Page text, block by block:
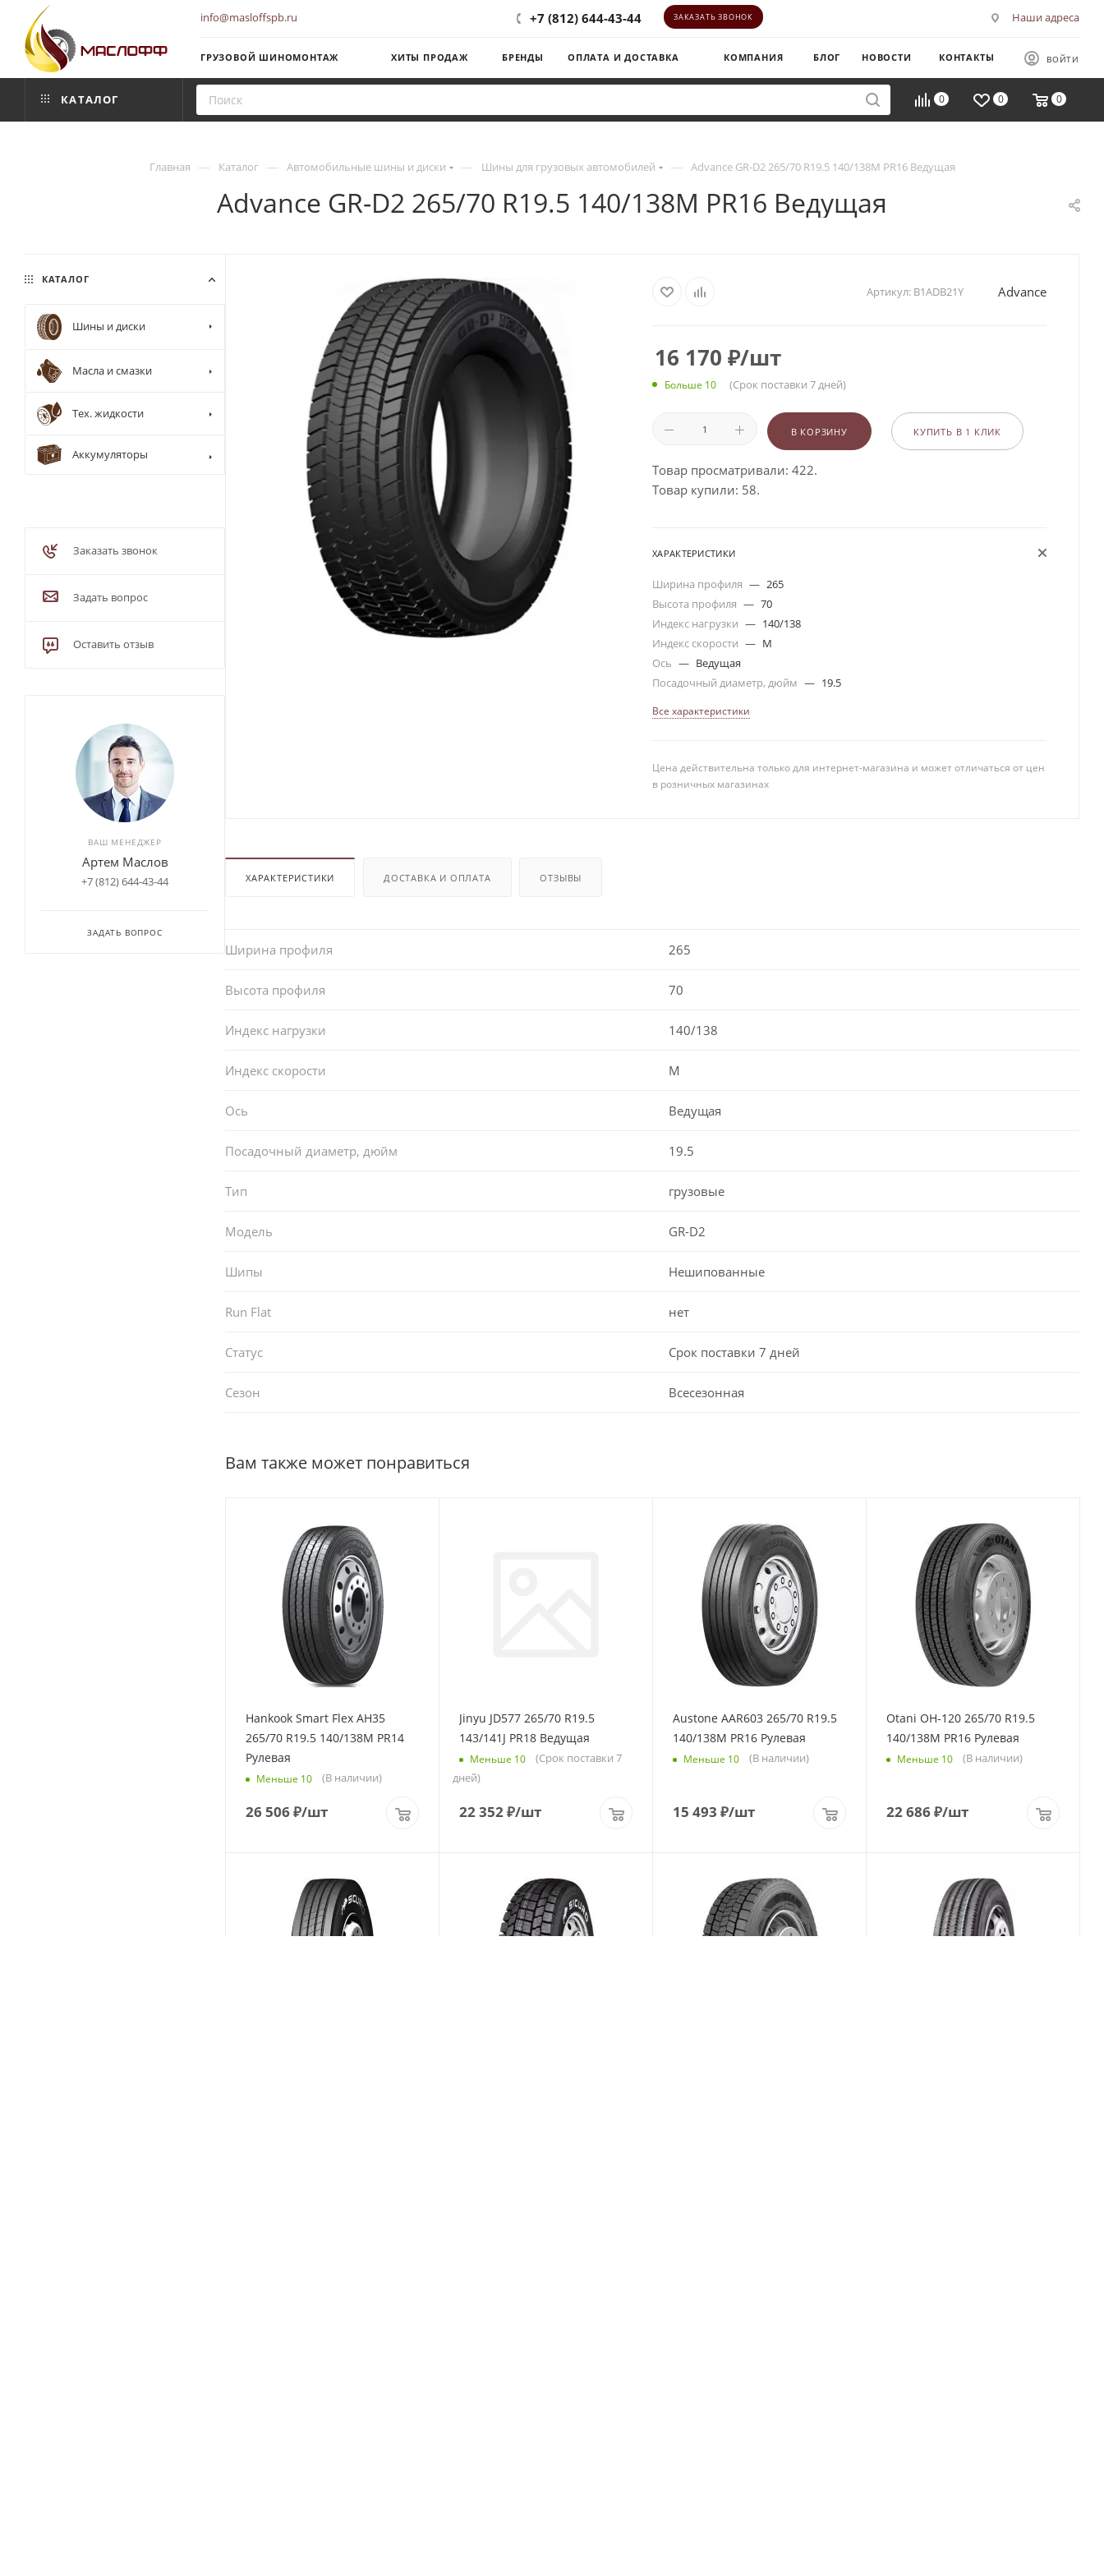
info@masloffspb.ru +7 (812) 644-43-44 ЗАКАЗАТЬ ЗВОНОК Наши адреса
ГРУЗОВОЙ ШИНОМОНТАЖ ХИТЫ ПРОДАЖ БРЕНДЫ ОПЛАТА И ДОСТАВКА КОМПАНИЯ БЛОГ НОВОСТИ КОНТАКТЫ ВОЙТИ
КАТАЛОГ 0 0 0
Главная — Каталог — Автомобильные шины и диски — Шины для грузовых автомобилей — Advance GR-D2 265/70 R19.5 140/138M PR16 Ведущая
Advance GR-D2 265/70 R19.5 140/138M PR16 Ведущая
Артикул: B1ADB21Y Advance
16 170 ₽/шт
Больше 10 (Срок поставки 7 дней)
В КОРЗИНУ КУПИТЬ В 1 КЛИК
Товар просматривали: 422.
Товар купили: 58.
ХАРАКТЕРИСТИКИ
Ширина профиля — 265
Высота профиля — 70
Индекс нагрузки — 140/138
Индекс скорости — M
Ось — Ведущая
Посадочный диаметр, дюйм — 19.5
Все характеристики
Цена действительна только для интернет-магазина и может отличаться от цен
в розничных магазинах
ХАРАКТЕРИСТИКИ ДОСТАВКА И ОПЛАТА ОТЗЫВЫ
Ширина профиля 265
Высота профиля 70
Индекс нагрузки 140/138
Индекс скорости M
Ось Ведущая
Посадочный диаметр, дюйм 19.5
Тип грузовые
Модель GR-D2
Шипы Нешипованные
Run Flat нет
Статус Срок поставки 7 дней
Сезон Всесезонная
Вам также может понравиться
Hankook Smart Flex AH35
265/70 R19.5 140/138M PR14
Рулевая
Меньше 10 (В наличии)
26 506 ₽/шт
Jinyu JD577 265/70 R19.5
143/141J PR18 Ведущая
Меньше 10
(Срок поставки 7
дней)
22 352₽/шт
Austone AAR603 265/70 R19.5
140/138M PR16 Рулевая
Меньше 10 (В наличии)
15 493 ₽/шт
Otani OH-120 265/70 R19.5
140/138M PR16 Рулевая
Меньше 10 (В наличии)
22 686 ₽/шт
КАТАЛОГ
Шины и диски
Масла и смазки
Тех. жидкости
Аккумуляторы
Заказать звонок
Задать вопрос
Оставить отзыв
ВАШ МЕНЕДЖЕР
Артем Маслов
+7 (812) 644-43-44
ЗАДАТЬ ВОПРОС